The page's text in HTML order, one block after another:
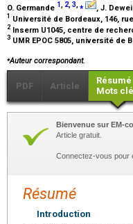
O. Germande 1, 2,3,⁎ , J.
1 Université de Bordeaux, 146,
2 Inserm U1045, centre de
3 UMR EPOC 5805, université de
⁎Auteur correspondant.
PDF Article
Résumé
Mots
Bienvenue sur EM-
Article gratuit.
Connectez-vous pour
Résumé
Introduction